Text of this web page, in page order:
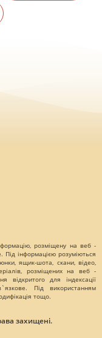
розміщену на веб -
Під інформацією розуміються
ящик-шота, скани, відео,
розміщених на веб -
відкритого для індексації
Під використанням
тощо.
захищені.